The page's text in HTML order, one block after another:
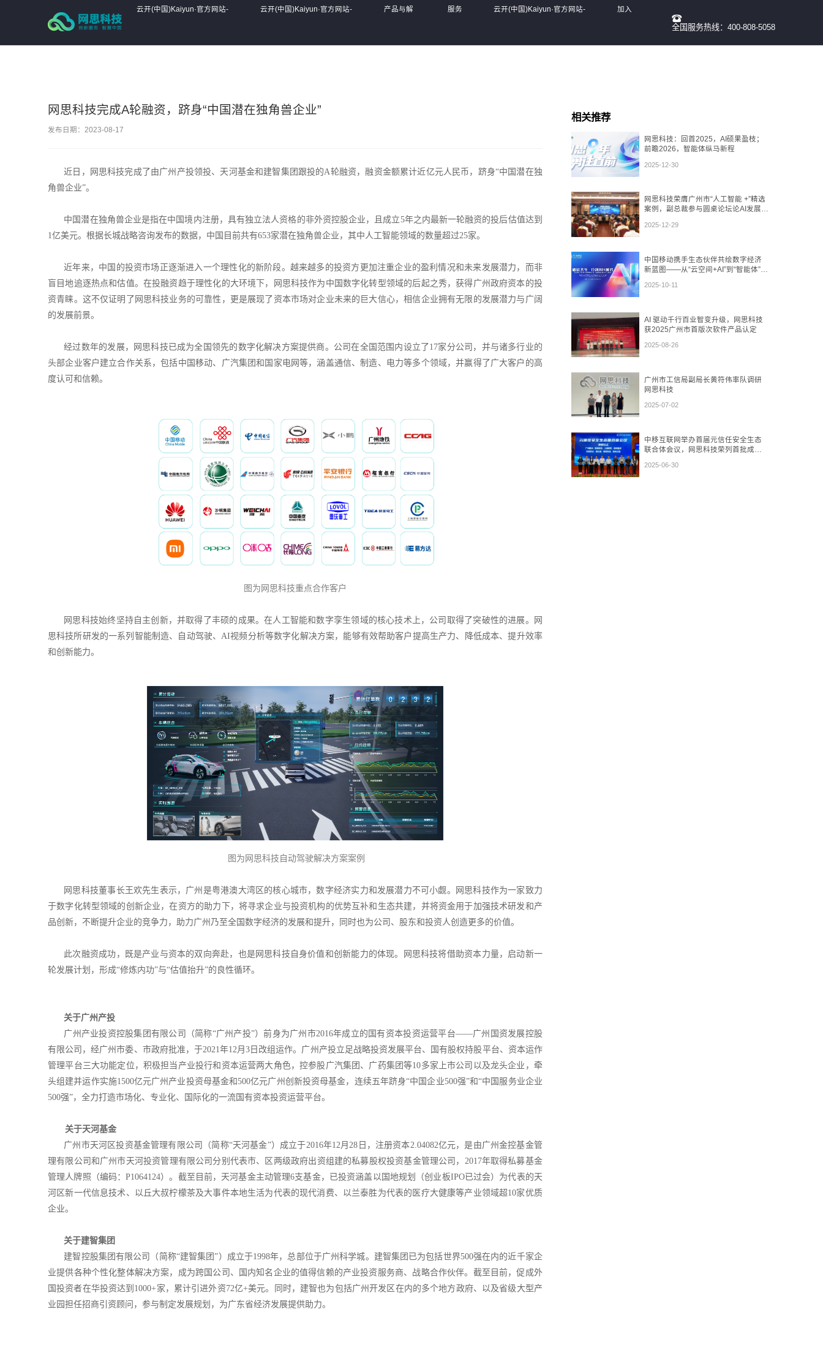
云开(中国)Kaiyun·官方网站-
云开(中国)Kaiyun·官方网站- 产品与解 服务 云开(中国)Kaiyun·官方网站- 加入
全国服务热线：400-808-5058
网思科技完成A轮融资，跻身“中国潜在独角兽企业”
发布日期：2023-08-17
近日，网思科技完成了由广州产投领投、天河基金和建智集团跟投的A轮融资，融资金额累计近亿元人民币，跻身“中国潜在独
角兽企业”。
中国潜在独角兽企业是指在中国境内注册，具有独立法人资格的非外资控股企业，且成立5年之内最新一轮融资的投后估值达到
1亿美元。根据长城战略咨询发布的数据，中国目前共有653家潜在独角兽企业，其中人工智能领域的数量超过25家。
近年来，中国的投资市场正逐渐进入一个理性化的新阶段。越来越多的投资方更加注重企业的盈利情况和未来发展潜力，而非
盲目地追逐热点和估值。在投融资趋于理性化的大环境下，网思科技作为中国数字化转型领域的后起之秀，获得广州政府资本的投
资青睐。这不仅证明了网思科技业务的可靠性，更是展现了资本市场对企业未来的巨大信心，相信企业拥有无限的发展潜力与广阔
的发展前景。
经过数年的发展，网思科技已成为全国领先的数字化解决方案提供商。公司在全国范围内设立了17家分公司，并与诸多行业的
头部企业客户建立合作关系，包括中国移动、广汽集团和国家电网等，涵盖通信、制造、电力等多个领域，并赢得了广大客户的高
度认可和信赖。
图为网思科技重点合作客户
网思科技始终坚持自主创新，并取得了丰硕的成果。在人工智能和数字孪生领域的核心技术上，公司取得了突破性的进展。网
思科技所研发的一系列智能制造、自动驾驶、AI视频分析等数字化解决方案，能够有效帮助客户提高生产力、降低成本、提升效率
和创新能力。
图为网思科技自动驾驶解决方案案例
网思科技董事长王欢先生表示，广州是粤港澳大湾区的核心城市，数字经济实力和发展潜力不可小觑。网思科技作为一家致力
于数字化转型领域的创新企业，在资方的助力下，将寻求企业与投资机构的优势互补和生态共建，并将资金用于加强技术研发和产
品创新，不断提升企业的竞争力，助力广州乃至全国数字经济的发展和提升，同时也为公司、股东和投资人创造更多的价值。
此次融资成功，既是产业与资本的双向奔赴，也是网思科技自身价值和创新能力的体现。网思科技将借助资本力量，启动新一
轮发展计划，形成“修炼内功”与“估值抬升”的良性循环。
关于广州产投
广州产业投资控股集团有限公司（简称“广州产投”）前身为广州市2016年成立的国有资本投资运营平台——广州国资发展控股
有限公司，经广州市委、市政府批准，于2021年12月3日改组运作。广州产投立足战略投资发展平台、国有股权持股平台、资本运作
管理平台三大功能定位，积极担当产业投行和资本运营两大角色，控参股广汽集团、广药集团等10多家上市公司以及龙头企业，牵
头组建并运作实施1500亿元广州产业投资母基金和500亿元广州创新投资母基金，连续五年跻身“中国企业500强”和“中国服务业企业
500强”，全力打造市场化、专业化、国际化的一流国有资本投资运营平台。
关于天河基金
广州市天河区投资基金管理有限公司（简称“天河基金”）成立于2016年12月28日，注册资本2.04082亿元，是由广州金控基金管
理有限公司和广州市天河投资管理有限公司分别代表市、区两级政府出资组建的私募股权投资基金管理公司，2017年取得私募基金
管理人牌照（编码：P1064124）。截至目前，天河基金主动管理6支基金，已投资涵盖以国地规划（创业板IPO已过会）为代表的天
河区新一代信息技术、以丘大叔柠檬茶及大事件本地生活为代表的现代消费、以兰泰胜为代表的医疗大健康等产业领域超10家优质
企业。
关于建智集团
建智控股集团有限公司（简称“建智集团”）成立于1998年，总部位于广州科学城。建智集团已为包括世界500强在内的近千家企
业提供各种个性化整体解决方案，成为跨国公司、国内知名企业的值得信赖的产业投资服务商、战略合作伙伴。截至目前，促成外
国投资者在华投资达到1000+家，累计引进外资72亿+美元。同时，建智也为包括广州开发区在内的多个地方政府、以及省级大型产
业园担任招商引资顾问，参与制定发展规划，为广东省经济发展提供助力。
相关推荐
网思科技：回首2025，AI硕果盈枝；
前瞻2026，智能体纵马新程
2025-12-30
网思科技荣膺广州市“人工智能 +”精选
案例，副总裁参与圆桌论坛论AI发展态
2025-12-29
中国移动携手生态伙伴共绘数字经济
新蓝图——从“云空间+AI”到“智能体”，
2025-10-11
AI 驱动千行百业智变升级，网思科技
获2025广州市首版次软件产品认定
2025-08-26
广州市工信局副局长黄符伟率队调研
网思科技
2025-07-02
中移互联网举办首届元信任安全生态
联合体会议，网思科技荣列首批成员
2025-06-30